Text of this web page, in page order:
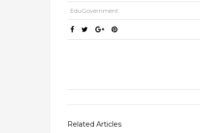
EduGovernment
Related Articles